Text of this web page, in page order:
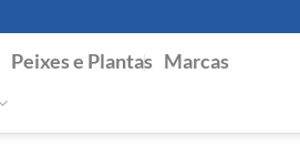
Peixes e Plantas Marcas